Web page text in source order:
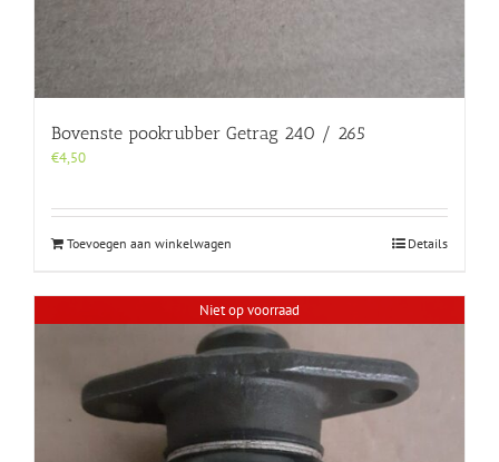
Bovenste pookrubber Getrag 240 / 265
€4,50
Toevoegen aan winkelwagen Details
Niet op voorraad